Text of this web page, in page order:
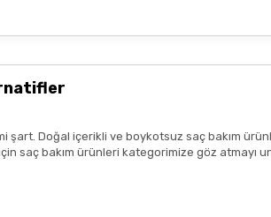
Doğal içerikli ve boykotsuz saç bakım
saç bakım ürünleri kategorimize göz atmayı